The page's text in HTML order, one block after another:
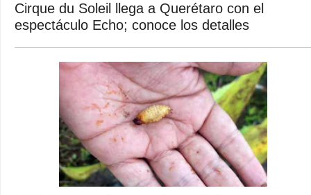
Cirque du Soleil llega a Querétaro con el
espectáculo Echo; conoce los detalles